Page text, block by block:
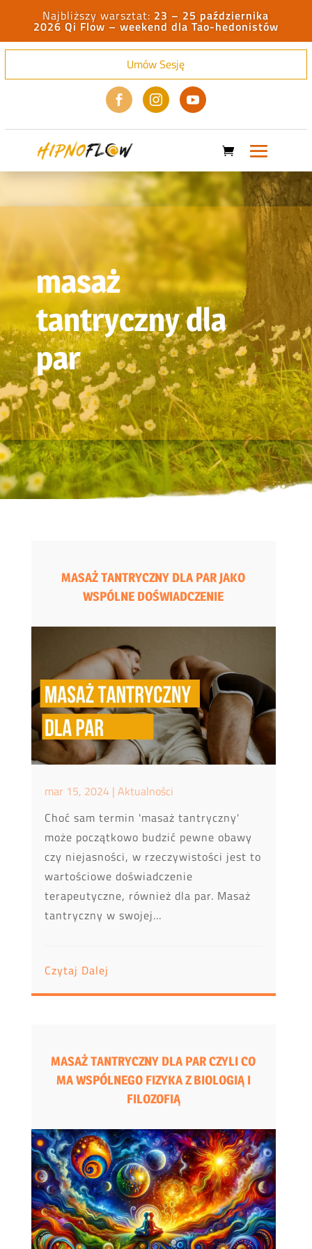
23 – 25 października
2026 Qi Flow – weekend dla Tao-hedonistów
Umów Sesję
  
masaż
tantryczny dla
par
MASAŻ TANTRYCZNY DLA PAR JAKO
WSPÓLNE DOŚWIADCZENIE
mar 15, 2024| Aktualności
Choć sam termin 'masaż tantryczny'
może początkowo budzić pewne obawy
czy niejasności, w rzeczywistości jest to
wartościowe doświadczenie
terapeutyczne, również dla par. Masaż
tantryczny w swojej...
Czytaj Dalej
MASAŻ TANTRYCZNY DLA PAR CZYLI CO
MA WSPÓLNEGO FIZYKA Z BIOLOGIĄ I
FILOZOFIĄ